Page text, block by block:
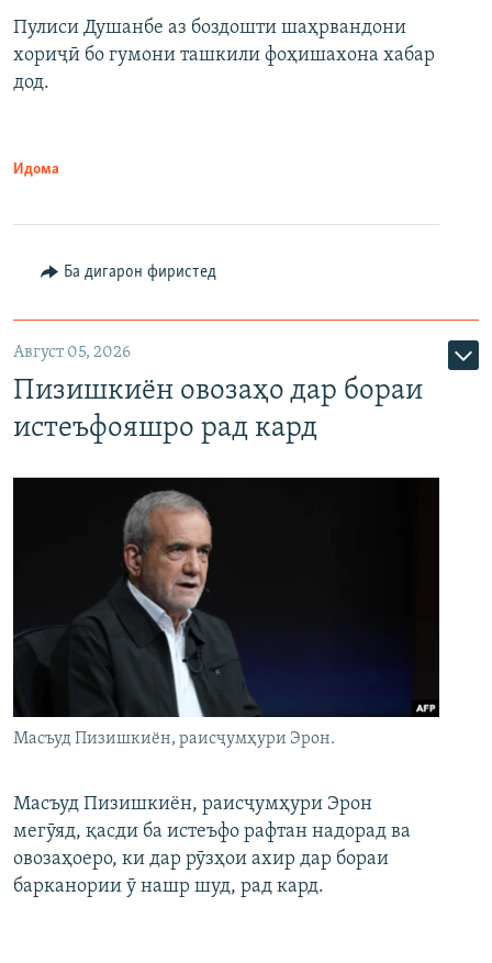
Пулиси Душанбе аз боздошти шаҳрвандони
хориҷӣ бо гумони ташкили фоҳишахона хабар
дод.
Идома
Ба дигарон фиристед
Август 05, 2026
Пизишкиён овозаҳо дар бораи
истеъфояшро рад кард
Масъуд Пизишкиён, раисҷумҳури Эрон.
Масъуд Пизишкиён, раисҷумҳури Эрон
мегӯяд, қасди ба истеъфо рафтан надорад ва
овозаҳоеро, ки дар рӯзҳои ахир дар бораи
барканории ӯ нашр шуд, рад кард.